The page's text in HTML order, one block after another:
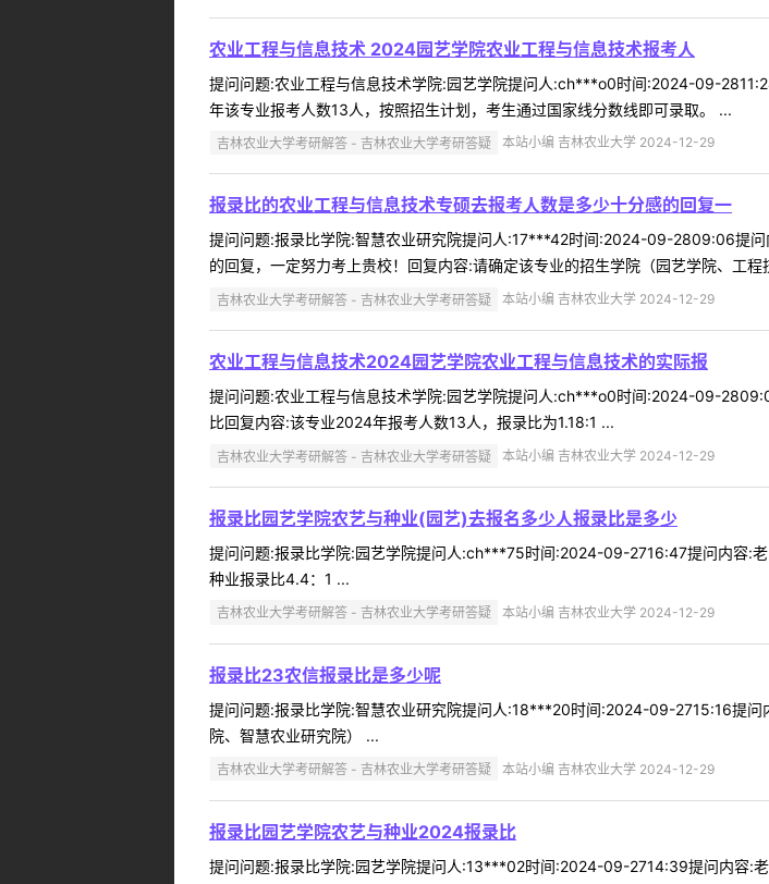
农业工程与信息技术 2024园艺学院农业工程与信息技术报考人
提问问题:农业工程与信息技术学院:园艺学院提问人:ch***o0时间:2024-09-
年该专业报考人数13人，按照招生计划，考生通过国家线分数线即可录取。 ...
吉林农业大学考研解答 - 吉林农业大学考研答疑 本站小编 吉林农业大学 2024-12-29
报录比的农业工程与信息技术专硕去报考人数是多少十分感的回复一
提问问题:报录比学院:智慧农业研究院提问人:17***42时间:2024-09-2809:06提
的回复，一定努力考上贵校！回复内容:请确定该专业的招生学院（园艺学院、工
吉林农业大学考研解答 - 吉林农业大学考研答疑 本站小编 吉林农业大学 2024-12-29
农业工程与信息技术2024园艺学院农业工程与信息技术的实际报
提问问题:农业工程与信息技术学院:园艺学院提问人:ch***o0时间:2024-09-
比回复内容:该专业2024年报考人数13人，报录比为1.18:1 ...
吉林农业大学考研解答 - 吉林农业大学考研答疑 本站小编 吉林农业大学 2024-12-29
报录比园艺学院农艺与种业(园艺)去报名多少人报录比是多少
提问问题:报录比学院:园艺学院提问人:ch***75时间:2024-09-2716:47提问内容:
种业报录比4.4：1 ...
吉林农业大学考研解答 - 吉林农业大学考研答疑 本站小编 吉林农业大学 2024-12-29
报录比23农信报录比是多少呢
提问问题:报录比学院:智慧农业研究院提问人:18***20时间:2024-09-2715:16提
院、智慧农业研究院） ...
吉林农业大学考研解答 - 吉林农业大学考研答疑 本站小编 吉林农业大学 2024-12-29
报录比园艺学院农艺与种业2024报录比
提问问题:报录比学院:园艺学院提问人:13***02时间:2024-09-2714:39提问内容: